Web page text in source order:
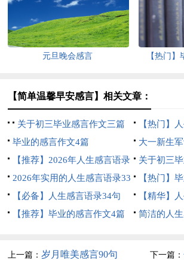
元旦晚会感言 【热门
【简单温馨早安感言】相关文章：
关于初三毕业感言作文三篇
【热门】
句
毕业的感言作文4篇
大一新生
【推荐】2026年人生感言语录
42句
关于初三
2026年实用的人生感言语录33
条
【热门】
【必备】人生感言语录34句
【精华】
【推荐】毕业的感言作文4篇
简洁的人
上一篇：岁月唯美感言90句 下一篇：